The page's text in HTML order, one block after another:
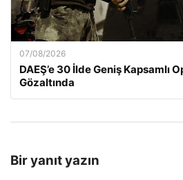
07/08/2026
DAEŞ’e 30 İlde Geniş Kapsamlı
Gözaltında
Bir yanıt yazın